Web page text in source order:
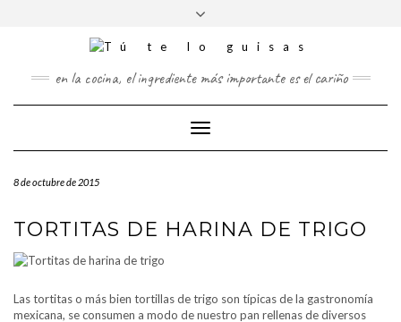
TWITTERPINTEREST
cabecera
en la cocina, el ingrediente más importante es el cariño
Cambiar
modo
8 de octubre de 2015
TORTITAS DE HARINA DE TRIGO
Las tortitas o más bien tortillas de trigo son típicas de la gastronomía
mexicana, se consumen a modo de nuestro pan rellenas de diversos